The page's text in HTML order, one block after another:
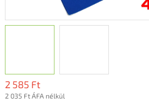
2 585 Ft
2 035 Ft ÁFA nélkül